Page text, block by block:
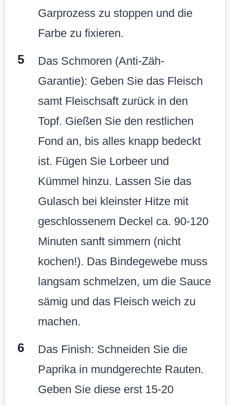
Garprozess zu stoppen und die
Farbe zu fixieren.
Das Schmoren (Anti-Zäh-
Garantie): Geben Sie das Fleisch
samt Fleischsaft zurück in den
Topf. Gießen Sie den restlichen
Fond an, bis alles knapp bedeckt
ist. Fügen Sie Lorbeer und
Kümmel hinzu. Lassen Sie das
Gulasch bei kleinster Hitze mit
geschlossenem Deckel ca. 90-120
Minuten sanft simmern (nicht
kochen!). Das Bindegewebe muss
langsam schmelzen, um die Sauce
sämig und das Fleisch weich zu
machen.
Das Finish: Schneiden Sie die
Paprika in mundgerechte Rauten.
Geben Sie diese erst 15-20